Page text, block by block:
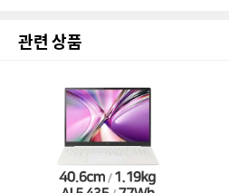
관련 상품